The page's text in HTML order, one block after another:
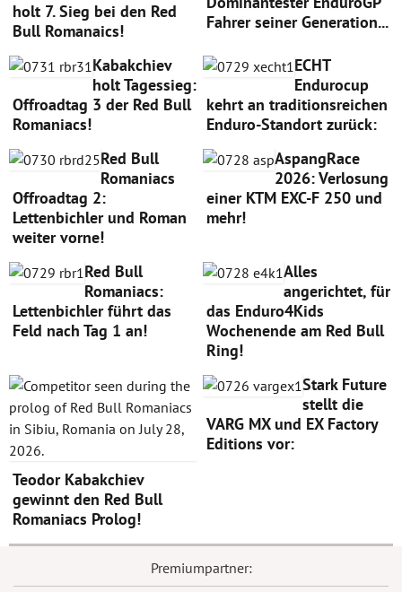
holt 7. Sieg bei den Red
Bull Romanaics!
Fahrer seiner Generation...
Kabakchiev
holt Tagessieg:
Offroadtag 3 der Red Bull
Romaniacs!
ECHT
Endurocup
kehrt an traditionsreichen
Enduro-Standort zurück:
Red Bull
Romaniacs
Offroadtag 2:
Lettenbichler und Roman
weiter vorne!
AspangRace
2026: Verlosung
einer KTM EXC-F 250 und
mehr!
Red Bull
Romaniacs:
Lettenbichler führt das
Feld nach Tag 1 an!
Alles
angerichtet, für
das Enduro4Kids
Wochenende am Red Bull
Ring!
Teodor Kabakchiev
gewinnt den Red Bull
Romaniacs Prolog!
Stark Future
stellt die
VARG MX und EX Factory
Editions vor:
Premiumpartner: